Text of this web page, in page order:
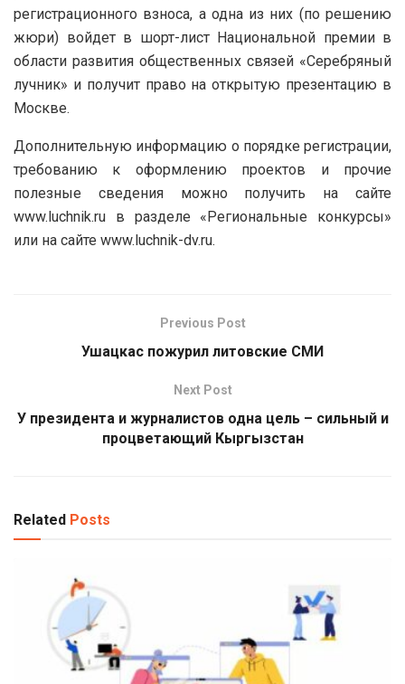
регистрационного взноса, а одна из них (по решению
жюри) войдет в шорт-лист Национальной премии в
области развития общественных связей «Серебряный
лучник» и получит право на открытую презентацию в
Москве.
Дополнительную информацию о порядке регистрации,
требованию к оформлению проектов и прочие
полезные сведения можно получить на сайте
www.luchnik.ru в разделе «Региональные конкурсы»
или на сайте www.luchnik-dv.ru.
Previous Post
Ушацкас пожурил литовские СМИ
Next Post
У президента и журналистов одна цель – сильный и
процветающий Кыргызстан
Related Posts